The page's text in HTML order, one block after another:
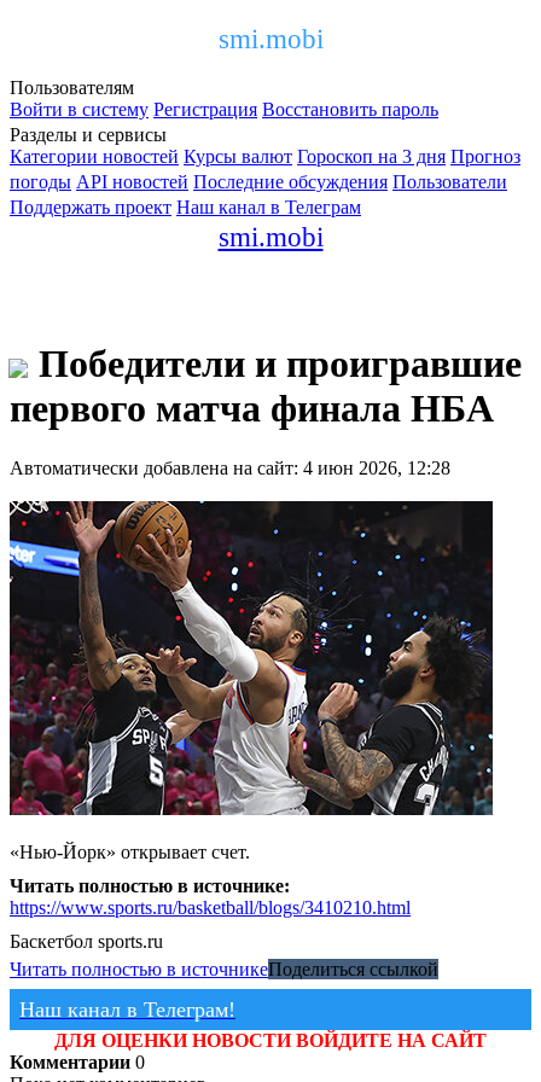
smi.mobi
Пользователям
Войти в систему Регистрация Восстановить пароль
Разделы и сервисы
Категории новостей Курсы валют Гороскоп на 3 дня Прогноз
погоды API новостей Последние обсуждения Пользователи
Поддержать проект Наш канал в Телеграм
smi.mobi
Победители и проигравшие
первого матча финала НБА
Автоматически добавлена на сайт: 4 июн 2026, 12:28
«Нью-Йорк» открывает счет.
Читать полностью в источнике:
https://www.sports.ru/basketball/blogs/3410210.html
Баскетбол sports.ru
Читать полностью в источникеПоделиться ссылкой
Наш канал в Телеграм!
ДЛЯ ОЦЕНКИ НОВОСТИ ВОЙДИТЕ НА САЙТ
Комментарии 0